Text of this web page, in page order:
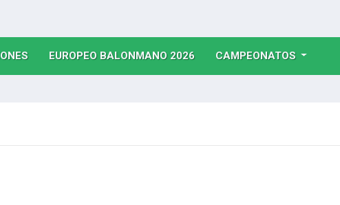
(CURRENT)
EUROPEO BALONMANO 2026(CURRENT)
CAMPEONATOS